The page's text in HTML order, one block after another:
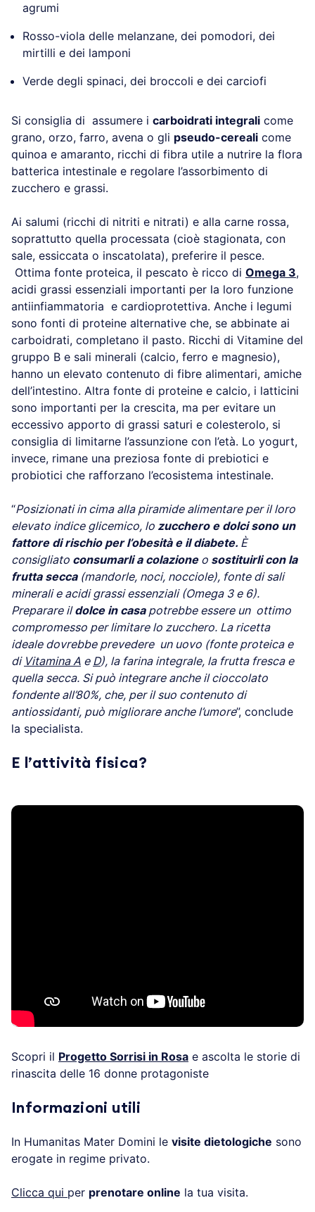
agrumi
Rosso-viola delle melanzane, dei pomodori, dei
mirtilli e dei lamponi
Verde degli spinaci, dei broccoli e dei carciofi
Si consiglia di assumere i carboidrati integrali come
grano, orzo, farro, avena o gli pseudo-cereali come
quinoa e amaranto, ricchi di fibra utile a nutrire la flora
batterica intestinale e regolare l’assorbimento di
zucchero e grassi.
Ai salumi (ricchi di nitriti e nitrati) e alla carne rossa,
soprattutto quella processata (cioè stagionata, con
sale, essiccata o inscatolata), preferire il pesce.
Ottima fonte proteica, il pescato è ricco di Omega 3,
acidi grassi essenziali importanti per la loro funzione
antiinfiammatoria e cardioprotettiva. Anche i legumi
sono fonti di proteine alternative che, se abbinate ai
carboidrati, completano il pasto. Ricchi di Vitamine del
gruppo B e sali minerali (calcio, ferro e magnesio),
hanno un elevato contenuto di fibre alimentari, amiche
dell’intestino. Altra fonte di proteine e calcio, i latticini
sono importanti per la crescita, ma per evitare un
eccessivo apporto di grassi saturi e colesterolo, si
consiglia di limitarne l’assunzione con l’età. Lo yogurt,
invece, rimane una preziosa fonte di prebiotici e
probiotici che rafforzano l’ecosistema intestinale.
“Posizionati in cima alla piramide alimentare per il loro
elevato indice glicemico, lo zucchero e dolci sono un
fattore di rischio per l’obesità e il diabete. È
consigliato consumarli a colazioneo sostituirli con la
frutta secca(mandorle, noci, nocciole), fonte di sali
minerali e acidi grassi essenziali (Omega 3 e 6).
Preparare ildolce in casapotrebbe essere un ottimo
compromesso per limitare lo zucchero. La ricetta
ideale dovrebbe prevedere un uovo (fonte proteica e
di Vitamina A e D), la farina integrale, la frutta fresca e
quella secca. Si può integrare anche il cioccolato
fondente all’80%, che, per il suo contenuto di
antiossidanti, può migliorare anche l’umore”, conclude
la specialista.
E l’attività fisica?
Scopri il Progetto Sorrisi in Rosa e ascolta le storie di
rinascita delle 16 donne protagoniste
Informazioni utili
In Humanitas Mater Domini le visite dietologiche sono
erogate in regime privato.
Clicca qui per prenotare online la tua visita.